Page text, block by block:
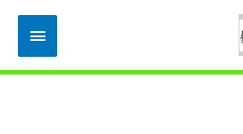
اصلی